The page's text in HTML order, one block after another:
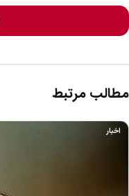
مطالب مرتبط
اخبار